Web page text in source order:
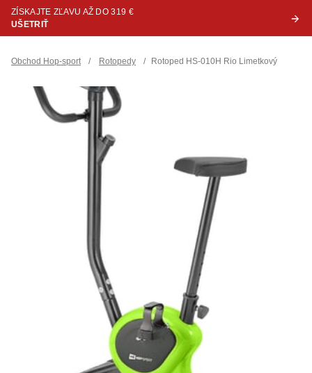
ZÍSKAJTE ZĽAVU AŽ DO 319 €
UŠETRIŤ
Obchod Hop-sport / Rotopedy / Rotoped HS-010H Rio Limetkový